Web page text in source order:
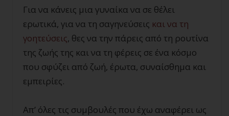
Για να κάνεις μια γυναίκα να σε θέλει
ερωτικά, για να τη σαγηνεύσεις και να τη
γοητεύσεις, θες να την πάρεις από τη ρουτίνα
της ζωής της και να τη φέρεις σε ένα κόσμο
που σφύζει από ζωή, έρωτα, συναίσθημα και
εμπειρίες.
Απ’ όλες τις συμβουλές που έχω αναφέρει ως